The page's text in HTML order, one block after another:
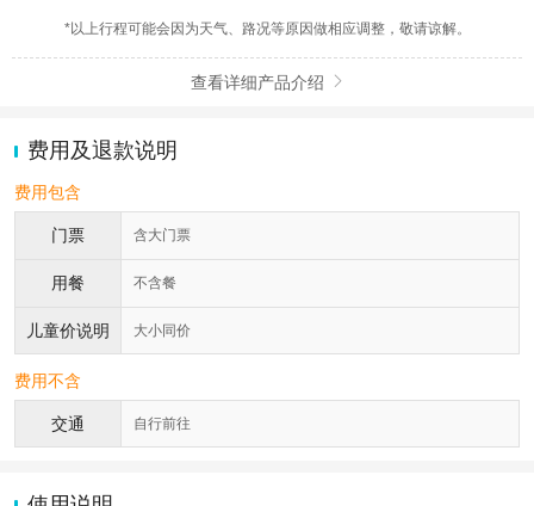
*以上行程可能会因为天气、路况等原因做相应调整，敬请谅解。
查看详细产品介绍 
费用及退款说明
费用包含
门票 含大门票
用餐 不含餐
儿童价说明 大小同价
费用不含
交通 自行前往